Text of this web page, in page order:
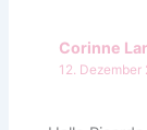
Corinne
12. Dezember